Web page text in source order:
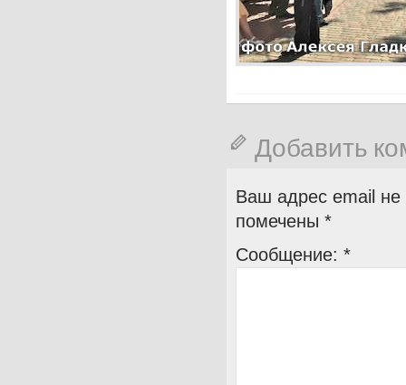
Добавить
Ваш адрес email не
помечены *
Сообщение: *